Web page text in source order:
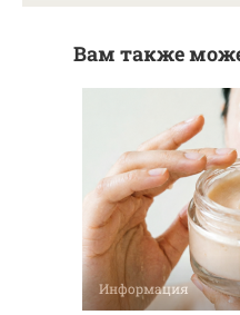
Вам также
Информация